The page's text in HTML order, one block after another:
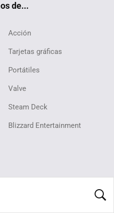
de...
Acción
Tarjetas gráficas
Portátiles
Valve
Steam Deck
Blizzard Entertainment